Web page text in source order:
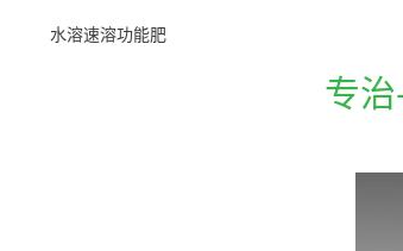
水溶速溶功能肥
专